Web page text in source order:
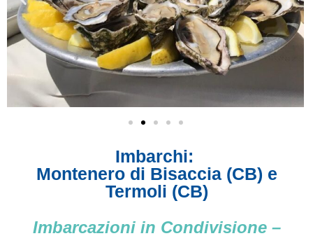
Imbarchi:
Montenero di Bisaccia (CB) e
Termoli (CB)
Imbarcazioni in Condivisione –